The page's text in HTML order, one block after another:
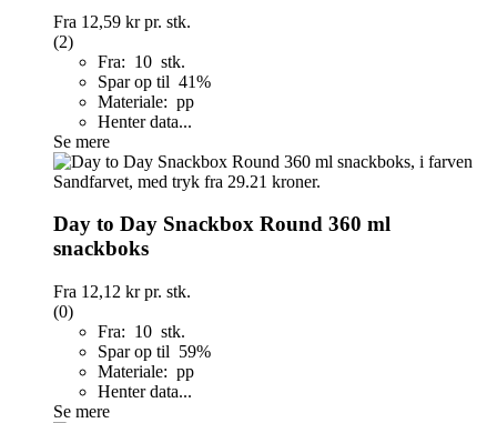
Fra 12,59 krpr. stk.
(2)
Fra: 10 stk.
Spar op til 41%
Materiale: pp
Henter data...
Se mere
Day to Day Snackbox Round 360 ml
snackboks
Fra 12,12 krpr. stk.
(0)
Fra: 10 stk.
Spar op til 59%
Materiale: pp
Henter data...
Se mere